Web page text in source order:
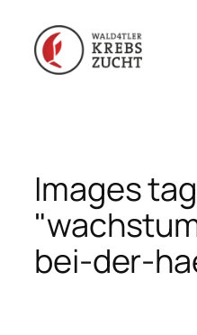
Inhalt
springen
Images
bei-der-